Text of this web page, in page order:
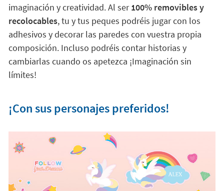
imaginación y creatividad. Al ser100% removibles y
recolocables, tu y tus peques podréis jugar con los
adhesivos y decorar las paredes con vuestra propia
composición. Incluso podréis contar historias y
cambiarlas cuando os apetezca ¡Imaginación sin
límites!
¡Con sus personajes preferidos!